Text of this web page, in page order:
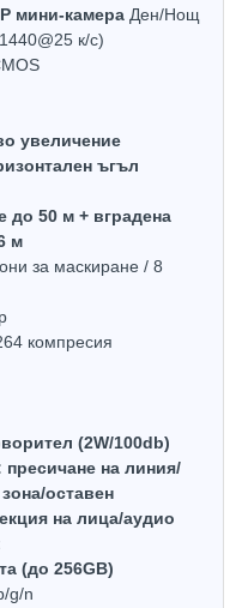
мини-камера Ден/Нощ
к/с)
увеличение
ъгъл
до 50 м + вградена
м
за маскиране / 8
компресия
(2W/100db)
пресичане на линия/
оставен
на лица/аудио
(до 256GB)
g/n